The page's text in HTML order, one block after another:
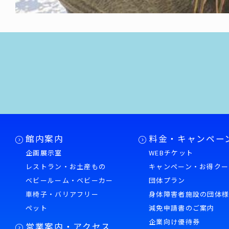
館内案内
企画展示室
レストラン・お土産もの
ベビールーム・ベビーカー
車椅子・バリアフリー
ペット
営業案内・アクセス
料金・キャンペー
WEBチケット
キャンペーン・お得ク
団体プラン
身体障害者施設の団体様
減免申請書のご案内
企業向け優待券